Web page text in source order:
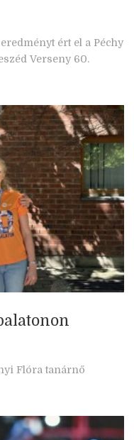
ért el a Péchy
Verseny 60.
Flóra tanárnő